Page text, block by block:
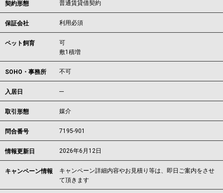
契約形態 普通賃貸借契約
保証会社 利用必須
ペット飼育
可
敷1積増
SOHO・事務所 不可
入居日 ---
取引形態 媒介
問合番号 7195-901
情報更新日 2026年6月12日
キャンペーン情報
キャンペーン詳細内容やお見積り等は、即日ご案内をさせ
て頂きます